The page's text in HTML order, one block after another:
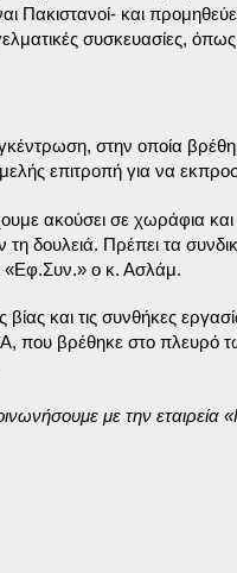
Πακιστανοί- και
συσκευασίες, όπως
στην οποία
επιτροπή για να
ακούσει σε χωράφια
δουλειά. Πρέπει τα
«Εφ.Συν.» ο κ. Ασλάμ.
βίας και τις συνθήκες
που βρέθηκε στο πλευρό
με την εταιρεία